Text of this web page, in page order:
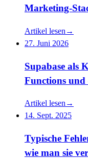
Marketing-
Artikel lesen →
27. Juni 2026
Supabase als
Functions und
Artikel lesen→
14. Sept. 2025
Typische
wie man sie